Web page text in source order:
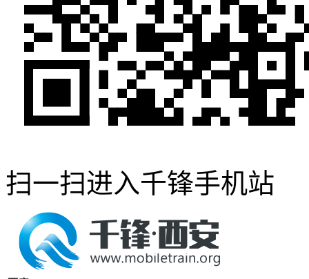
扫一扫进入千锋手机站